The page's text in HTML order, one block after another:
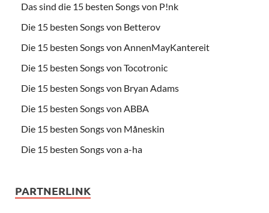
Das sind die 15 besten Songs von P!nk
Die 15 besten Songs von Betterov
Die 15 besten Songs von AnnenMayKantereit
Die 15 besten Songs von Tocotronic
Die 15 besten Songs von Bryan Adams
Die 15 besten Songs von ABBA
Die 15 besten Songs von Måneskin
Die 15 besten Songs von a-ha
PARTNERLINK